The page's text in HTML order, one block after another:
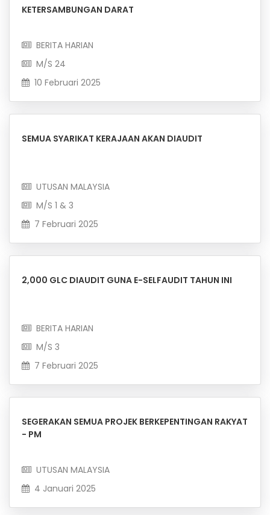
KETERSAMBUNGAN DARAT
BERITA HARIAN
M/S 24
10 Februari 2025
SEMUA SYARIKAT KERAJAAN AKAN DIAUDIT
UTUSAN MALAYSIA
M/S 1 & 3
7 Februari 2025
2,000 GLC DIAUDIT GUNA E-SELFAUDIT TAHUN INI
BERITA HARIAN
M/S 3
7 Februari 2025
SEGERAKAN SEMUA PROJEK BERKEPENTINGAN RAKYAT
- PM
UTUSAN MALAYSIA
4 Januari 2025